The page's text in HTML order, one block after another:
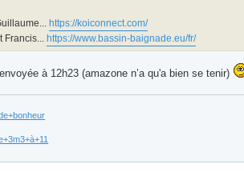
https://koiconnect.com/
Francis...https://www.bassin-baignade.eu/fr/
à 12h23 (amazone n’a qu'a bien se tenir)